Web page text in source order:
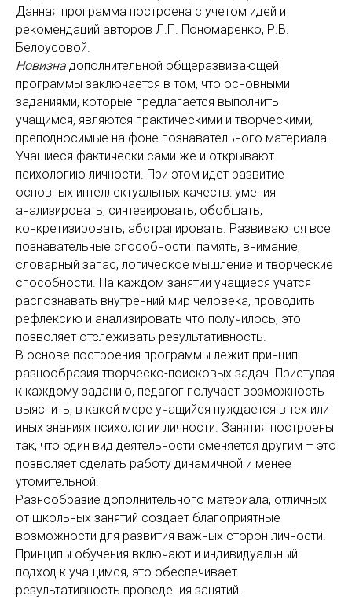
Данная программа построена с учетом идей и
рекомендаций авторов Л.П. Пономаренко, Р.В.
Белоусовой.
Новизна дополнительной общеразвивающей
программы заключается в том, что основными
заданиями, которые предлагается выполнить
учащимся, являются практическими и творческими,
преподносимые на фоне познавательного материала.
Учащиеся фактически сами же и открывают
психологию личности. При этом идет развитие
основных интеллектуальных качеств: умения
анализировать, синтезировать, обобщать,
конкретизировать, абстрагировать. Развиваются все
познавательные способности: память, внимание,
словарный запас, логическое мышление и творческие
способности. На каждом занятии учащиеся учатся
распознавать внутренний мир человека, проводить
рефлексию и анализировать что получилось, это
позволяет отслеживать результативность.
В основе построения программы лежит принцип
разнообразия творческо-поисковых задач. Приступая
к каждому заданию, педагог получает возможность
выяснить, в какой мере учащийся нуждается в тех или
иных знаниях психологии личности. Занятия построены
так, что один вид деятельности сменяется другим – это
позволяет сделать работу динамичной и менее
утомительной.
Разнообразие дополнительного материала, отличных
от школьных занятий создает благоприятные
возможности для развития важных сторон личности.
Принципы обучения включают и индивидуальный
подход к учащимся, это обеспечивает
результативность проведения занятий.